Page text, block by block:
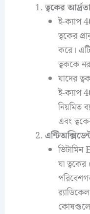
ত্বকের
ই-ক্যাপ
ত্বকের
করে।
ত্বককে
যাদের
ই-ক্যাপ
নিয়মিত
এবং
ভিটামিন
যা